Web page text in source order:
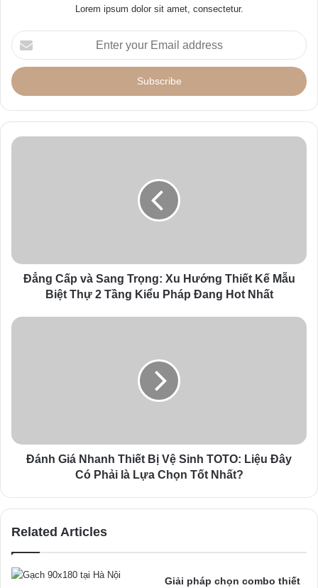
Lorem ipsum dolor sit amet, consectetur.
E
n
e
y
u
d
s
Đẳng Cấp và Sang Trọng: Xu Hướng Thiết Kế Mẫu
Biệt Thự 2 Tầng Kiểu Pháp Đang Hot Nhất
Đánh Giá Nhanh Thiết Bị Vệ Sinh TOTO: Liệu Đây
Có Phải là Lựa Chọn Tốt Nhất?
Related Articles
Giải pháp chọn combo thiết